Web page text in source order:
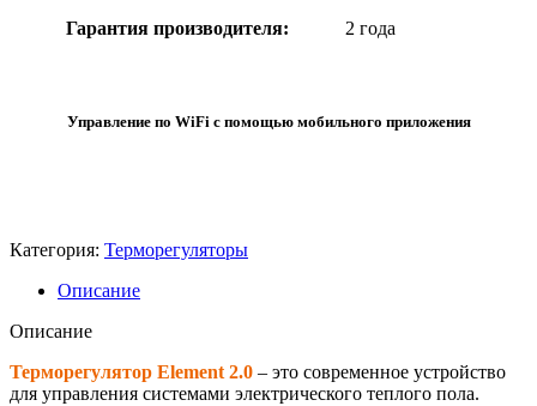
Гарантия производителя: 2 года
Управление по WiFi с помощью мобильного приложения
Категория: Терморегуляторы
Описание
Описание
Терморегулятор Element 2.0 – это современное устройство
для управления системами электрического теплого пола.